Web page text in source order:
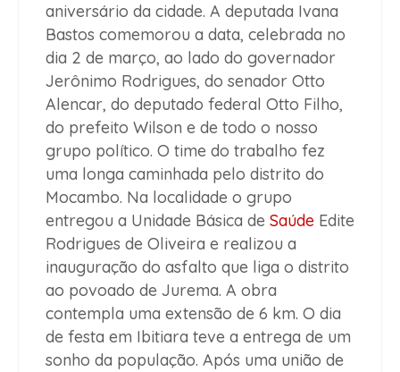
aniversário da cidade. A deputada Ivana
Bastos comemorou a data, celebrada no
dia 2 de março, ao lado do governador
Jerônimo Rodrigues, do senador Otto
Alencar, do deputado federal Otto Filho,
do prefeito Wilson e de todo o nosso
grupo político. O time do trabalho fez
uma longa caminhada pelo distrito do
Mocambo. Na localidade o grupo
entregou a Unidade Básica de Saúde Edite
Rodrigues de Oliveira e realizou a
inauguração do asfalto que liga o distrito
ao povoado de Jurema. A obra
contempla uma extensão de 6 km. O dia
de festa em Ibitiara teve a entrega de um
sonho da população. Após uma união de